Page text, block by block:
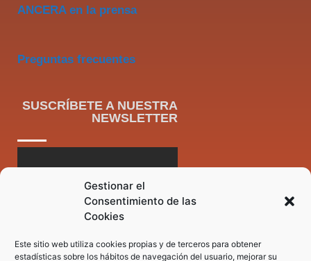
Gestionar el
Consentimiento de las
Cookies
Este sitio web utiliza cookies propias y de terceros para obtener
estadísticas sobre los hábitos de navegación del usuario, mejorar su
ANCERA en la prensa
Preguntas frecuentes
SUSCRÍBETE A NUESTRA
NEWSLETTER